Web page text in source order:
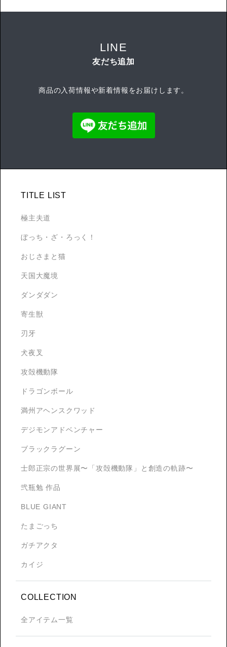
LINE
友だち追加
商品の入荷情報や新着情報をお届けします。
TITLE LIST
極主夫道
ぼっち・ざ・ろっく！
おじさまと猫
天国大魔境
ダンダダン
寄生獣
刃牙
犬夜叉
攻殻機動隊
ドラゴンボール
満州アヘンスクワッド
デジモンアドベンチャー
ブラックラグーン
士郎正宗の世界展〜「攻殻機動隊」と創造の軌跡〜
弐瓶勉 作品
BLUE GIANT
たまごっち
ガチアクタ
カイジ
COLLECTION
全アイテム一覧